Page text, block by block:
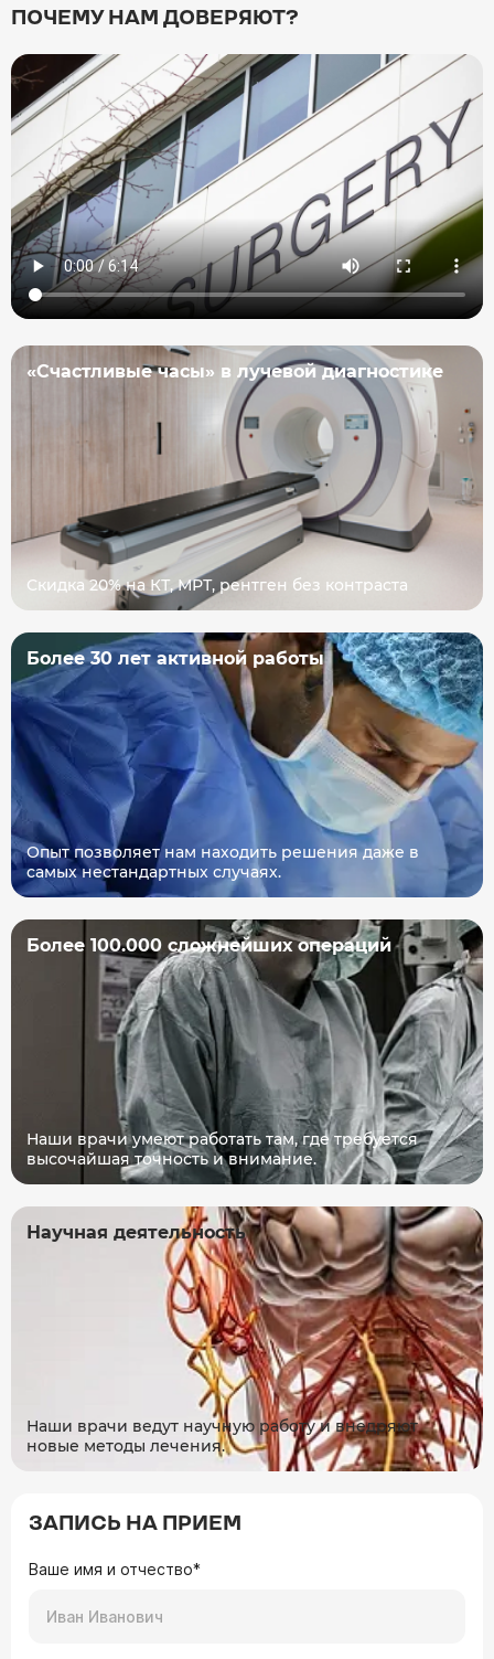
ПОЧЕМУ НАМ ДОВЕРЯЮТ?
«Счастливые часы» в лучевой диагностике
Скидка 20% на КТ, МРТ, рентген без контраста
Более 30 лет активной работы
Опыт позволяет нам находить решения даже в
самых нестандартных случаях.
Более 100.000 сложнейших операций
Наши врачи умеют работать там, где требуется
высочайшая точность и внимание.
Научная деятельность
Наши врачи ведут научную работу и внедряют
новые методы лечения.
ЗАПИСЬ НА ПРИЕМ
Ваше имя и отчество*